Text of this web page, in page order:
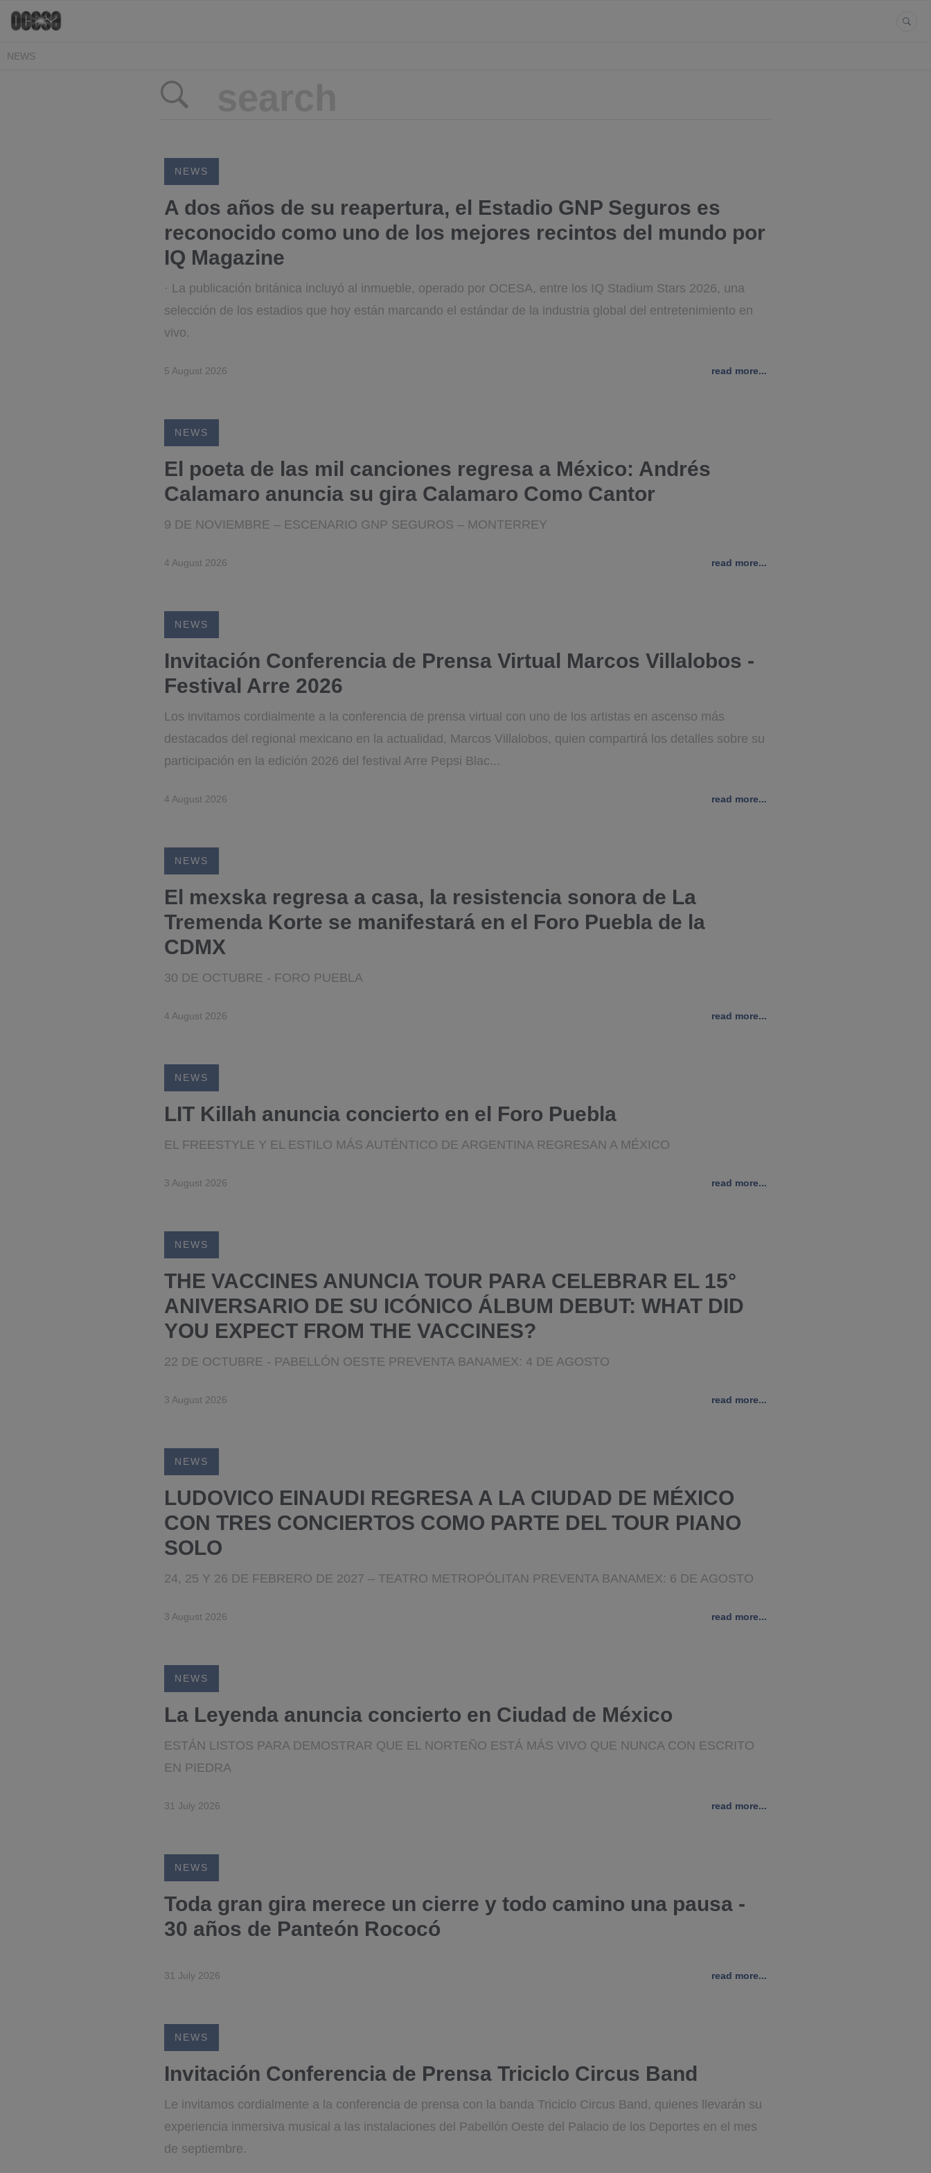
NEWS
NEWS
A dos años de su reapertura, el Estadio GNP Seguros es
reconocido como uno de los mejores recintos del mundo por
IQ Magazine
· La publicación británica incluyó al inmueble, operado por OCESA, entre los IQ Stadium Stars 2026, una
selección de los estadios que hoy están marcando el estándar de la industria global del entretenimiento en
vivo.
5 August 2026 read more...
NEWS
El poeta de las mil canciones regresa a México: Andrés
Calamaro anuncia su gira Calamaro Como Cantor
9 DE NOVIEMBRE – ESCENARIO GNP SEGUROS – MONTERREY
4 August 2026 read more...
NEWS
Invitación Conferencia de Prensa Virtual Marcos Villalobos -
Festival Arre 2026
Los invitamos cordialmente a la conferencia de prensa virtual con uno de los artistas en ascenso más
destacados del regional mexicano en la actualidad, Marcos Villalobos, quien compartirá los detalles sobre su
participación en la edición 2026 del festival Arre Pepsi Blac...
4 August 2026 read more...
NEWS
El mexska regresa a casa, la resistencia sonora de La
Tremenda Korte se manifestará en el Foro Puebla de la
CDMX
30 DE OCTUBRE - FORO PUEBLA
4 August 2026 read more...
NEWS
LIT Killah anuncia concierto en el Foro Puebla
EL FREESTYLE Y EL ESTILO MÁS AUTÉNTICO DE ARGENTINA REGRESAN A MÉXICO
3 August 2026 read more...
NEWS
THE VACCINES ANUNCIA TOUR PARA CELEBRAR EL 15°
ANIVERSARIO DE SU ICÓNICO ÁLBUM DEBUT: WHAT DID
YOU EXPECT FROM THE VACCINES?
22 DE OCTUBRE - PABELLÓN OESTE PREVENTA BANAMEX: 4 DE AGOSTO
3 August 2026 read more...
NEWS
LUDOVICO EINAUDI REGRESA A LA CIUDAD DE MÉXICO
CON TRES CONCIERTOS COMO PARTE DEL TOUR PIANO
SOLO
24, 25 Y 26 DE FEBRERO DE 2027 – TEATRO METROPÓLITAN PREVENTA BANAMEX: 6 DE AGOSTO
3 August 2026 read more...
NEWS
La Leyenda anuncia concierto en Ciudad de México
ESTÁN LISTOS PARA DEMOSTRAR QUE EL NORTEÑO ESTÁ MÁS VIVO QUE NUNCA CON ESCRITO
EN PIEDRA
31 July 2026 read more...
NEWS
Toda gran gira merece un cierre y todo camino una pausa -
30 años de Panteón Rococó
31 July 2026 read more...
NEWS
Invitación Conferencia de Prensa Triciclo Circus Band
Le invitamos cordialmente a la conferencia de prensa con la banda Triciclo Circus Band, quienes llevarán su
experiencia inmersiva musical a las instalaciones del Pabellón Oeste del Palacio de los Deportes en el mes
de septiembre.